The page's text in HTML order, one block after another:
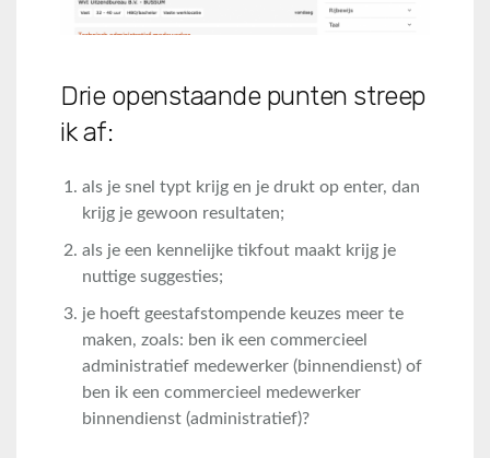
Drie openstaande punten streep
ik af:
als je snel typt krijg en je drukt op enter, dan
krijg je gewoon resultaten;
als je een kennelijke tikfout maakt krijg je
nuttige suggesties;
je hoeft geestafstompende keuzes meer te
maken, zoals: ben ik een commercieel
administratief medewerker (binnendienst) of
ben ik een commercieel medewerker
binnendienst (administratief)?